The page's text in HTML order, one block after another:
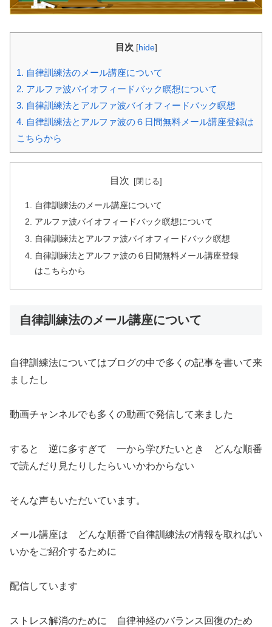
目次 [hide]
1. 自律訓練法のメール講座について
2. アルファ波バイオフィードバック瞑想について
3. 自律訓練法とアルファ波バイオフィードバック瞑想
4. 自律訓練法とアルファ波の６日間無料メール講座登録は
こちらから
目次
自律訓練法のメール講座について
アルファ波バイオフィードバック瞑想について
自律訓練法とアルファ波バイオフィードバック瞑想
自律訓練法とアルファ波の６日間無料メール講座登録
はこちらから
自律訓練法のメール講座について
自律訓練法についてはブログの中で多くの記事を書いて来
ましたし
動画チャンネルでも多くの動画で発信して来ました
すると 逆に多すぎて 一から学びたいとき どんな順番
で読んだり見たりしたらいいかわからない
そんな声もいただいています。
メール講座は どんな順番で自律訓練法の情報を取ればい
いかをご紹介するために
配信しています
ストレス解消のために 自律神経のバランス回復のため